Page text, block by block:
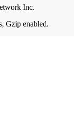
Inc.
Gzip enabled.